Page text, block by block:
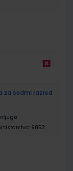
za sedmi razred
6852